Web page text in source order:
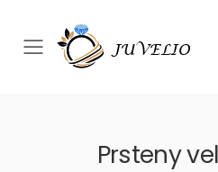
Přepínač
Prsteny